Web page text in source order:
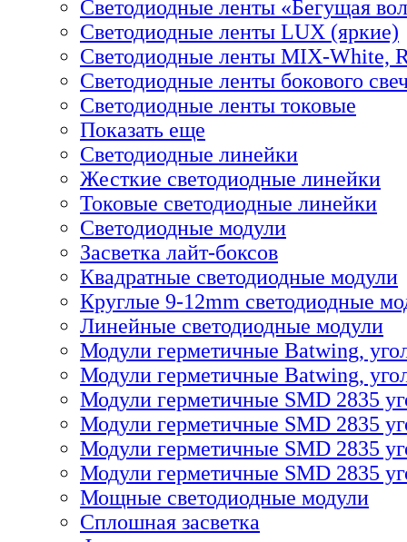
Светодиодные ленты «Бегущая
Светодиодные ленты LUX (яркие)
Светодиодные ленты MIX-White,
Светодиодные ленты бокового
Светодиодные ленты токовые
Показать еще
Светодиодные линейки
Жесткие светодиодные линейки
Токовые светодиодные линейки
Светодиодные модули
Засветка лайт-боксов
Квадратные светодиодные модули
Круглые 9-12mm светодиодные
Линейные светодиодные модули
Модули герметичные Batwing,
Модули герметичные Batwing,
Модули герметичные SMD 2835
Модули герметичные SMD 2835
Модули герметичные SMD 2835
Модули герметичные SMD 2835
Мощные светодиодные модули
Сплошная засветка